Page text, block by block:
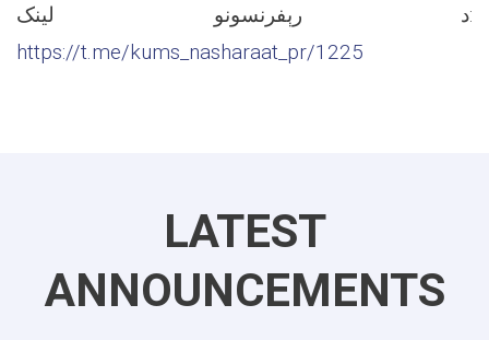
د رېفرنسونو لینک:
https://t.me/kums_nasharaat_pr/1225
LATEST
ANNOUNCEMENTS